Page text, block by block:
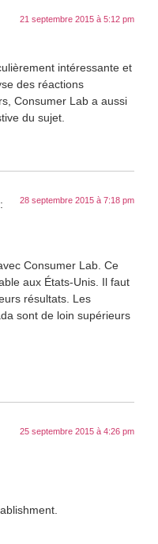
21 septembre 2015 à 5:12 pm
intéressante et
des réactions
Consumer Lab a aussi
du sujet.
28 septembre 2015 à 7:18 pm
Consumer Lab. Ce
aux États-Unis. Il faut
résultats. Les
sont de loin supérieurs
25 septembre 2015 à 4:26 pm